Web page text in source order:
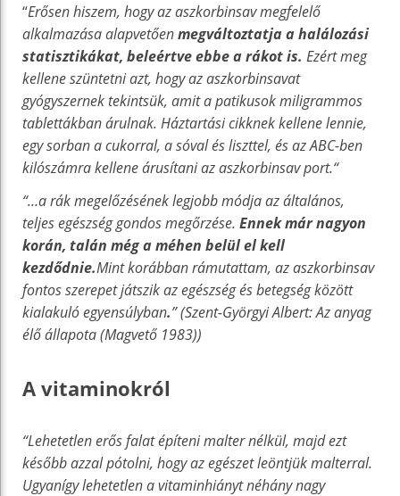
“Erősen hiszem, hogy az aszkorbinsav megfelelő
alkalmazása alapvetőenmegváltoztatja a halálozási
statisztikákat, beleértve ebbe a rákot is. Ezért meg
kellene szüntetni azt, hogy az aszkorbinsavat
gyógyszernek tekintsük, amit a patikusok miligrammos
tablettákban árulnak. Háztartási cikknek kellene lennie,
egy sorban a cukorral, a sóval és liszttel, és az ABC-ben
kilószámra kellene árusítani az aszkorbinsav port.“
“…a rák megelőzésének legjobb módja az általános,
teljes egészség gondos megőrzése. Ennek már nagyon
korán, talán még a méhen belül el kell
kezdődnie.Mint korábban rámutattam, az aszkorbinsav
fontos szerepet játszik az egészség és betegség között
kialakuló egyensúlyban.” (Szent-Györgyi Albert: Az anyag
élő állapota (Magvető 1983))
A vitaminokról
“Lehetetlen erős falat építeni malter nélkül, majd ezt
később azzal pótolni, hogy az egészet leöntjük malterral.
Ugyanígy lehetetlen a vitaminhiányt néhány nagy